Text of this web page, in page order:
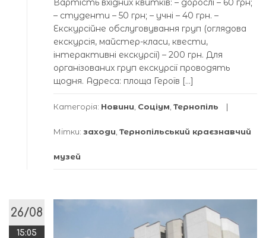
– студенти – 50 грн; – учні – 40 грн. –
Екскурсійне обслуговування груп (оглядова
екскурсія, майстер-класи, квести,
інтерактивні екскурсії) – 200 грн. Для
організованих груп екскурсії проводять
щодня. Адреса: площа Героїв […]
Категорія: Новини Соціум Тернопіль
Мітки: заходи Тернопільський краєзнавчий
музей
26/08
15:05